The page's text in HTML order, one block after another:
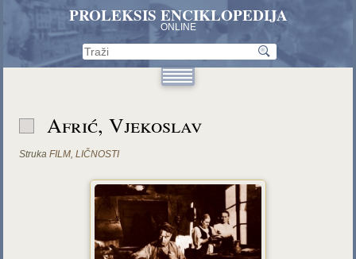
PROLEKSIS ENCIKLOPEDIJA
ONLINE
Afrić, Vjekoslav
Struka FILM,LIČNOSTI